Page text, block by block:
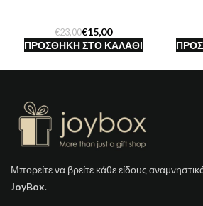
€23,00€15,00
ΠΡΟΣΘΉΚΗ ΣΤΟ ΚΑΛΆΘΙ
Μπορείτε να βρείτε κάθε είδους
JoyBox.